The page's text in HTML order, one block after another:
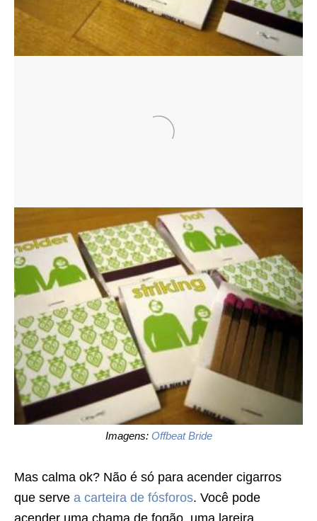
Imagens: Offbeat Bride
Mas calma ok? Não é só para acender cigarros
que serve a carteira de fósforos. Você pode
acender uma chama de fogão, uma lareira,